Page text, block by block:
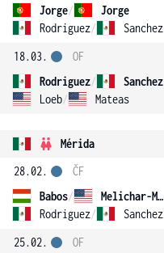
Jorge/
Jorge
Rodriguez/ Sanchez
18.03.
Rodriguez/
Sanchez
Loeb/ Mateas
OF
Mérida
28.02.
Babos/
Melichar-Martinez
Rodriguez/ Sanchez
ČF
25.02.
OF